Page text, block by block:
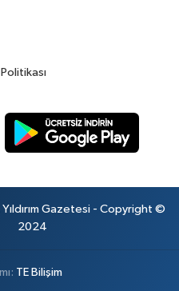
Yıldırım Gazetesi - Copyright ©
2024
TE Bilişim